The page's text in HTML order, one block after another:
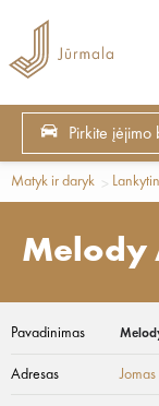
Pirkite įėjimo
Matyk ir daryk
Melody
Pavadinimas
Adresas